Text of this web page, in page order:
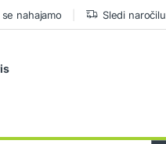
se nahajamo Sledi naročilu